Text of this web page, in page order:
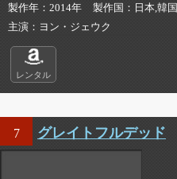
製作年 2014年 製作国 日本,韓国
主演
ヨン・ジェウク
レンタル
7 グレイトフルデッド